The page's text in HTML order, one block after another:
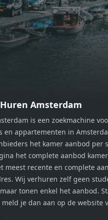
respectievelijk 12,1
kamers bieden tal
zoals een fijne
of een
De
Gelegen in een
de woning zich
locatie. Winkels,
en uitvalswegen
zijn allemaal
Bovendien
de unieke
stedelijke
de ontspanning
m²
van
op
naar
Amsterdam
is een zoekmachine
en appartementen in
het kamer aanbod per
het complete aanbod
meest recente en complete
Wij verhuren zelf geen
tonen enkel het aanbod.
je dan aan op de website